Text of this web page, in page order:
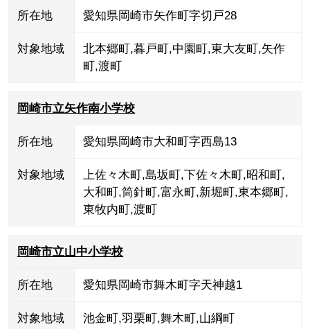
所在地 愛知県岡崎市矢作町字切戸28
対象地域 北本郷町,暮戸町,中園町,東大友町,矢作
町,渡町
岡崎市立矢作南小学校
所在地 愛知県岡崎市大和町字西島13
対象地域 上佐々木町,島坂町,下佐々木町,昭和町,
大和町,筒針町,富永町,新堀町,東本郷町,
東牧内町,渡町
岡崎市立山中小学校
所在地 愛知県岡崎市舞木町字天神越1
対象地域 池金町,羽栗町,舞木町,山綱町